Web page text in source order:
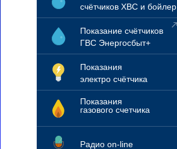
счётчиков ХВС и бойлер
Показание счётчиков
ГВС Энергосбыт+
Показания
электро счётчика
Показания
газового счетчика
Радио on-line